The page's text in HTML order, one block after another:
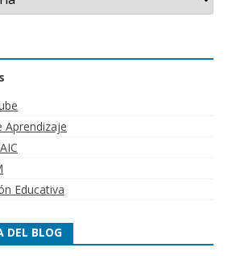
Aprendizaje
Educativa
DEL BLOG